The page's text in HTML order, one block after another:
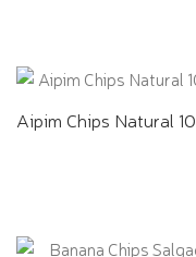
Aipim Chips Natural